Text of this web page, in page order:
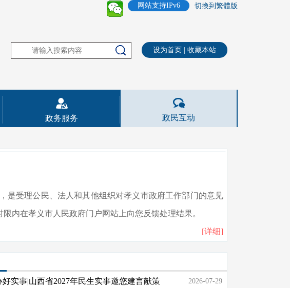
切換到繁體版
网站支持IPv6
设为首页 收藏本站
政务服务 政民互动
受理公民、法人和其他组织对孝义市政府工作部门的意见
内在孝义市人民政府门户网站上向您反馈处理结果。
[详细]
实事|山西省2027年民生实事邀您建言献策 2026-07-29